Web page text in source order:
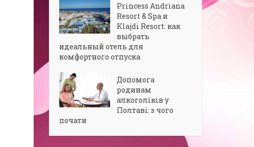
Princess Andriana
Resort & Spa и
Klajdi Resort: как
выбрать
идеальный отель для
комфортного отпуска
Допомога
родинам
алкоголіків у
Полтаві: з чого
почати